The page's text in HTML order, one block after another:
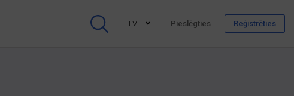
LV Pieslēgties Reģistrēties